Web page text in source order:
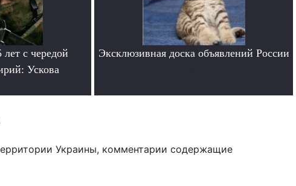
с чередой
Ускова
Эксклюзивная доска объявлений России
Украины, комментарии содержащие